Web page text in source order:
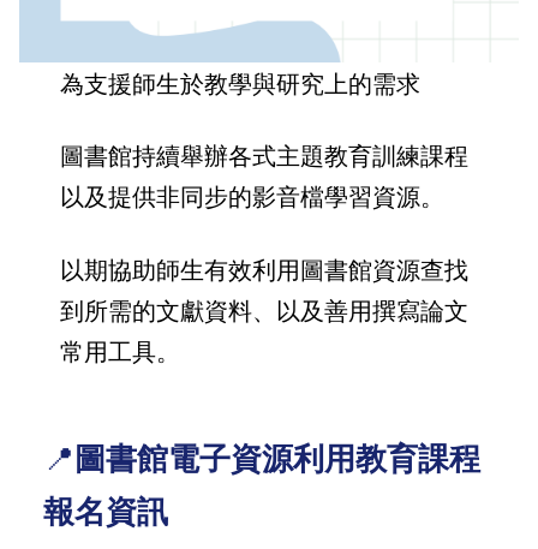
為支援師生於教學與研究上的需求
圖書館持續舉辦各式主題教育訓練課程
以及提供非同步的影音檔學習資源。
以期協助師生有效利用圖書館資源查找
到所需的文獻資料、以及善用撰寫論文
常用工具。
📍 圖書館電子資源利用教育課程
報名資訊